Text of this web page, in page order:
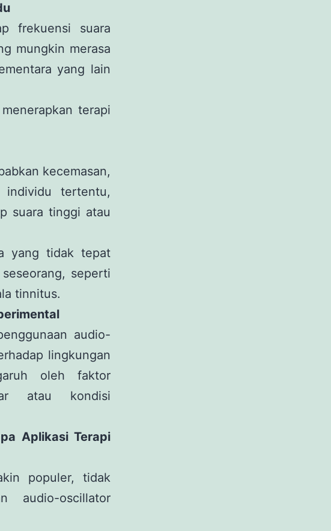
frekuensi suara
mungkin merasa
yang lain
terapi
kecemasan,
individu tertentu,
suara tinggi atau
yang tidak tepat
seperti
tinnitus.
audio-
lingkungan
oleh faktor
atau kondisi
Aplikasi Terapi
populer, tidak
audio-oscillator